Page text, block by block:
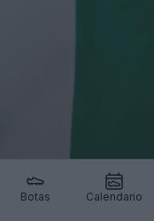
Botas Calendario